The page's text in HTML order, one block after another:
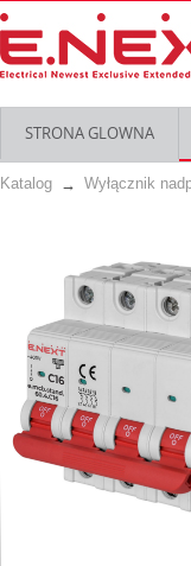
STRONA GLOWNA
Katalog Wyłącznik